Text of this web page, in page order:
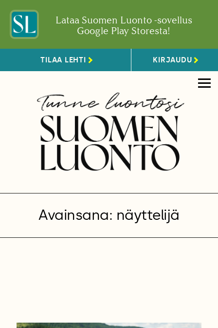
Lataa Suomen Luonto -sovellus
Google Play Storesta!
TILAA LEHTI KIRJAUDU
Avainsana: näyttelijä